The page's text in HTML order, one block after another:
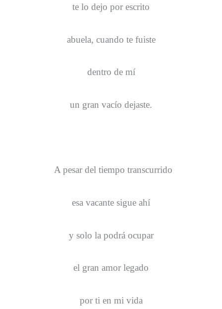
te lo dejo por escrito
abuela, cuando te fuiste
dentro de mí
un gran vacío dejaste.
A pesar del tiempo transcurrido
esa vacante sigue ahí
y solo la podrá ocupar
el gran amor legado
por ti en mi vida